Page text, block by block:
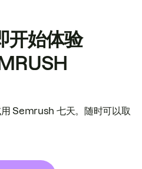
开始体验
用 Semrush 七天。随时可以取